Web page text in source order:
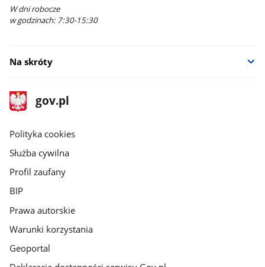
W dni robocze
w godzinach: 7:30-15:30
Na skróty
stopka
gov.pl
Strona
gov.pl
gov.pl
Polityka cookies
Służba cywilna
Profil zaufany
BIP
Prawa autorskie
Warunki korzystania
Geoportal